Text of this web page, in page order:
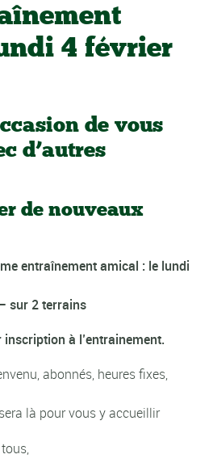
4 février
de vous
d’autres
de nouveaux
entraînement amical : le lundi
sur 2 terrains
à l’entrainement.
abonnés, heures fixes,
là pour vous y accueillir